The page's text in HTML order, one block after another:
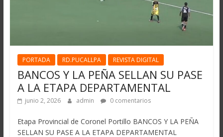
PORTADA RD.PUCALLPA REVISTA DIGITAL
BANCOS Y LA PEÑA SELLAN SU PASE
A LA ETAPA DEPARTAMENTAL
junio 2, 2026 admin 0 comentarios
Etapa Provincial de Coronel Portillo BANCOS Y LA PEÑA
SELLAN SU PASE A LA ETAPA DEPARTAMENTAL